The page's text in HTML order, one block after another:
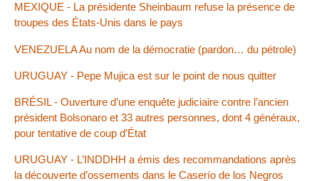
MEXIQUE - La présidente Sheinbaum refuse la présence de
troupes des États-Unis dans le pays
VENEZUELA Au nom de la démocratie (pardon… du pétrole)
URUGUAY - Pepe Mujica est sur le point de nous quitter
BRÉSIL - Ouverture d’une enquête judiciaire contre l’ancien
président Bolsonaro et 33 autres personnes, dont 4 généraux,
pour tentative de coup d’État
URUGUAY - L’INDDHH a émis des recommandations après
la découverte d’ossements dans le Caserío de los Negros